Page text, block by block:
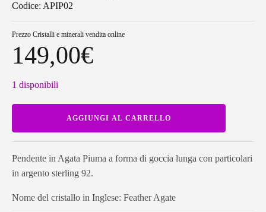
Codice: APIP02
Prezzo Cristalli e minerali vendita online
149,00€
1 disponibili
Agata
Piuma
Goccia
APIP02
AGGIUNGI AL CARRELLO
Pendente in Agata Piuma a forma di goccia lunga con particolari
in argento sterling 92.
Nome del cristallo in Inglese: Feather Agate